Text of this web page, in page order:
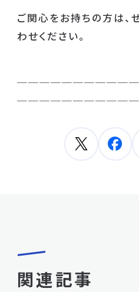
ご関心をお持ちの方は、
わせください。
関連記事